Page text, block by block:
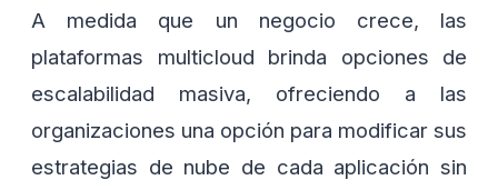
A medida que un negocio crece, las
plataformas multicloud brinda opciones de
escalabilidad masiva, ofreciendo a las
organizaciones una opción para modificar sus
estrategias de nube de cada aplicación sin